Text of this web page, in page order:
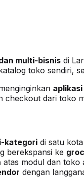
multi-bisnis di
toko sendiri,
checkout dari toko
kategori di satu
berekspansi ke
atas modul dan toko
dengan